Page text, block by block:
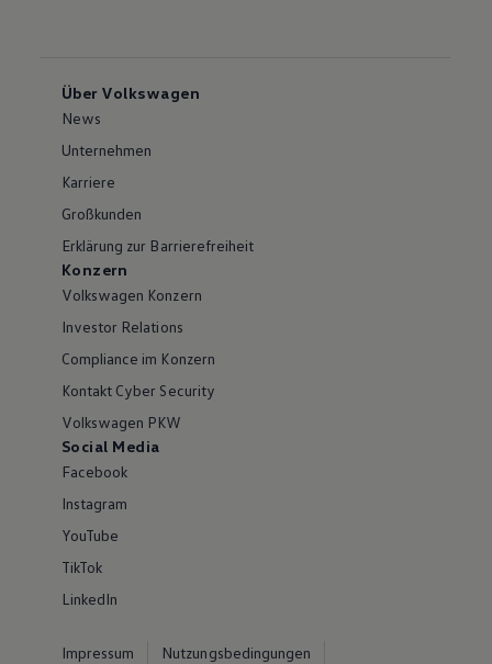
Über Volkswagen
News
Unternehmen
Karriere
Großkunden
Erklärung zur Barrierefreiheit
Konzern
Volkswagen Konzern
Investor Relations
Compliance im Konzern
Kontakt Cyber Security
Volkswagen PKW
Social Media
Facebook
Instagram
YouTube
TikTok
LinkedIn
Impressum
Nutzungsbedingungen